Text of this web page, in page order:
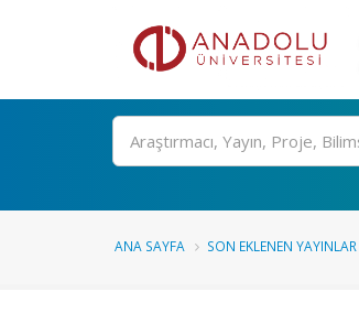
Ara
ANA SAYFA SON EKLENEN YAYINLAR